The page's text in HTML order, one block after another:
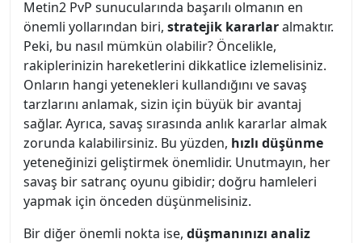
Metin2 PvP sunucularında başarılı olmanın en
önemli yollarından biri, stratejik kararlaralmaktır.
Peki, bu nasıl mümkün olabilir? Öncelikle,
rakiplerinizin hareketlerini dikkatlice izlemelisiniz.
Onların hangi yetenekleri kullandığını ve savaş
tarzlarını anlamak, sizin için büyük bir avantaj
sağlar. Ayrıca, savaş sırasında anlık kararlar almak
zorunda kalabilirsiniz. Bu yüzden, hızlı düşünme
yeteneğinizi geliştirmek önemlidir. Unutmayın, her
savaş bir satranç oyunu gibidir; doğru hamleleri
yapmak için önceden düşünmelisiniz.
Bir diğer önemli nokta ise, düşmanınızı analiz